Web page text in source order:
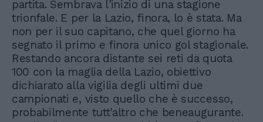
partita. Sembrava l'inizio di una stagione
trionfale. E per la Lazio, finora, lo è stata. Ma
non per il suo capitano, che quel giorno ha
segnato il primo e finora unico gol stagionale.
Restando ancora distante sei reti da quota
100 con la maglia della Lazio, obiettivo
dichiarato alla vigilia degli ultimi due
campionati e, visto quello che è successo,
probabilmente tutt'altro che beneaugurante.